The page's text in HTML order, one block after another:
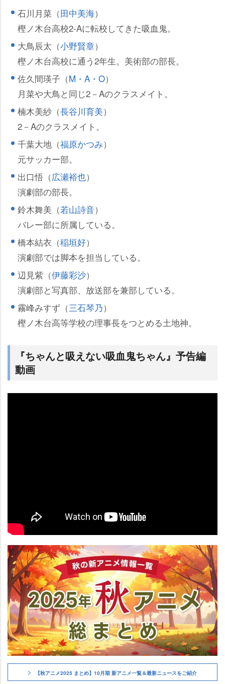
石川月菜（田中美海）
樫ノ木台高校2-Aに転校してきた吸血鬼。
大鳥辰太（小野賢章）
樫ノ木台高校に通う2年生。美術部の部長。
佐久間瑛子（M・A・O）
月菜や大鳥と同じ2－Aのクラスメイト。
楠木美紗（長谷川育美）
2－Aのクラスメイト。
千葉大地（福原かつみ）
元サッカー部。
出口悟（広瀬裕也）
演劇部の部長。
鈴木舞美（若山詩音）
バレー部に所属している。
橋本結衣（稲垣好）
演劇部では脚本を担当している。
辺見紫（伊藤彩沙）
演劇部と写真部、放送部を兼部している。
霧峰みすず（三石琴乃）
樫ノ木台高等学校の理事長をつとめる土地神。
『ちゃんと吸えない吸血鬼ちゃん』予告編
動画
【秋アニメ2025 まとめ】10月期 新アニメ一覧＆最新ニュースをご紹介